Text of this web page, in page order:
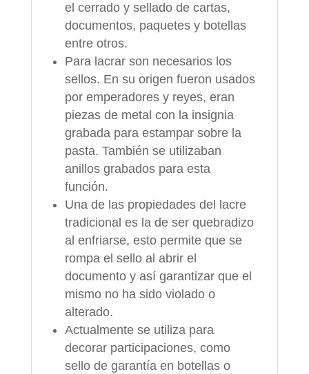
el cerrado y sellado de cartas,
documentos, paquetes y botellas
entre otros.
Para lacrar son necesarios los
sellos. En su origen fueron usados
por emperadores y reyes, eran
piezas de metal con la insignia
grabada para estampar sobre la
pasta. También se utilizaban
anillos grabados para esta
función.
Una de las propiedades del lacre
tradicional es la de ser quebradizo
al enfriarse, esto permite que se
rompa el sello al abrir el
documento y así garantizar que el
mismo no ha sido violado o
alterado.
Actualmente se utiliza para
decorar participaciones, como
sello de garantía en botellas o